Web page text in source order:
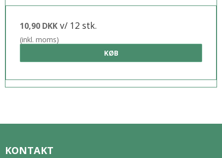
10,90 DKK v/ 12 stk.
(inkl. moms)
KØB
KONTAKT